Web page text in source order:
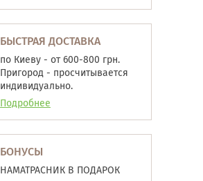
БЫСТРАЯ ДОСТАВКА
по Киеву - от 600-800 грн.
Пригород - просчитывается
индивидуально.
Подробнее
БОНУСЫ
НАМАТРАСНИК В ПОДАРОК